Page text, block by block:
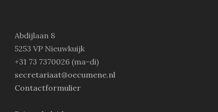
Abdijlaan 8
5253 VP Nieuwkuijk
+31 73 7370026 (ma-di)
secretariaat@oecumene.nl
Contactformulier